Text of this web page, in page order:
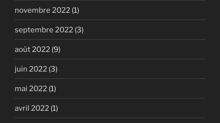
novembre 2022 (1)
septembre 2022 (3)
août 2022 (9)
juin 2022 (3)
mai 2022 (1)
avril 2022 (1)